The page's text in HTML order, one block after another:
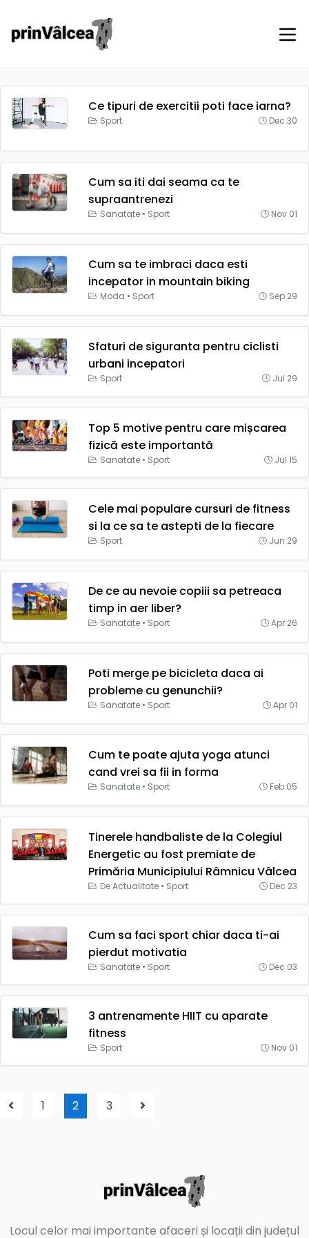
Ce tipuri de exercitii poti face iarna?
Sport Dec 30
Cum sa iti dai seama ca te
supraantrenezi
Sanatate • Sport Nov 01
Cum sa te imbraci daca esti
incepator in mountain biking
Moda • Sport Sep 29
Sfaturi de siguranta pentru ciclisti
urbani incepatori
Sport Jul 29
Top 5 motive pentru care mișcarea
fizică este importantă
Sanatate • Sport Jul 15
Cele mai populare cursuri de fitness
si la ce sa te astepti de la fiecare
Sport Jun 29
De ce au nevoie copiii sa petreaca
timp in aer liber?
Sanatate • Sport Apr 26
Poti merge pe bicicleta daca ai
probleme cu genunchii?
Sanatate • Sport Apr 01
Cum te poate ajuta yoga atunci
cand vrei sa fii in forma
Sanatate • Sport Feb 05
Tinerele handbaliste de la Colegiul
Energetic au fost premiate de
Primăria Municipiului Râmnicu Vâlcea
De Actualitate • Sport Dec 23
Cum sa faci sport chiar daca ti-ai
pierdut motivatia
Sanatate • Sport Dec 03
3 antrenamente HIIT cu aparate
fitness
Sport Nov 01
1 2 3
Locul celor mai importante afaceri și locații din județul